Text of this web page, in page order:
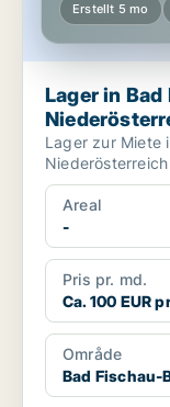
Erstellt 5 mo
Lager in
Lager zur Miete
Niederösterreich
Areal
-
Pris pr. md.
Ca. 100 EUR
Område
Bad Fischau-